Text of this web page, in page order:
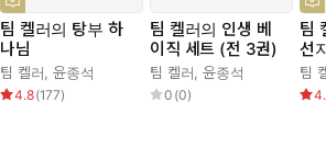
팀 켈러의 탕부 하
나님
팀 켈러,윤종석
4.8(177)
팀 켈러의 인생 베
이직 세트 (전 3권)
팀 켈러,윤종석
0 (0)
팀
선
팀